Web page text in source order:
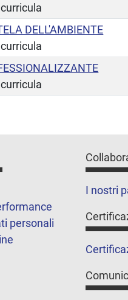
DELL'AMBIENTE
personali
I nostri